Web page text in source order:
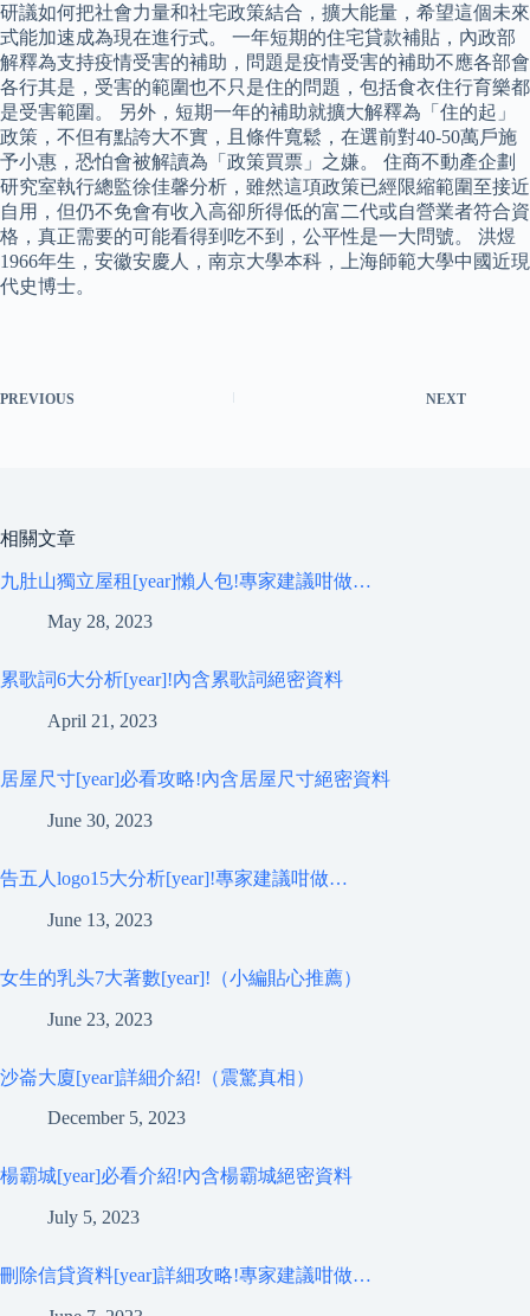
研議如何把社會力量和社宅政策結合，擴大能量，希望這個未來
式能加速成為現在進行式。 一年短期的住宅貸款補貼，內政部
解釋為支持疫情受害的補助，問題是疫情受害的補助不應各部會
各行其是，受害的範圍也不只是住的問題，包括食衣住行育樂都
是受害範圍。 另外，短期一年的補助就擴大解釋為「住的起」
政策，不但有點誇大不實，且條件寬鬆，在選前對40-50萬戶施
予小惠，恐怕會被解讀為「政策買票」之嫌。 住商不動產企劃
研究室執行總監徐佳馨分析，雖然這項政策已經限縮範圍至接近
自用，但仍不免會有收入高卻所得低的富二代或自營業者符合資
格，真正需要的可能看得到吃不到，公平性是一大問號。 洪煜
1966年生，安徽安慶人，南京大學本科，上海師範大學中國近現
代史博士。
PREVIOUS NEXT
相關文章
九肚山獨立屋租[year]懶人包!專家建議咁做…
May 28, 2023
累歌詞6大分析[year]!內含累歌詞絕密資料
April 21, 2023
居屋尺寸[year]必看攻略!內含居屋尺寸絕密資料
June 30, 2023
告五人logo15大分析[year]!專家建議咁做…
June 13, 2023
女生的乳头7大著數[year]!（小編貼心推薦）
June 23, 2023
沙崙大廈[year]詳細介紹!（震驚真相）
December 5, 2023
楊霸城[year]必看介紹!內含楊霸城絕密資料
July 5, 2023
刪除信貸資料[year]詳細攻略!專家建議咁做…